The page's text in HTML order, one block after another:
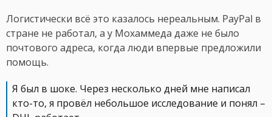
Логистически всё это казалось нереальным. PayPal в
стране не работал, а у Мохаммеда даже не было
почтового адреса, когда люди впервые предложили
помощь.
Я был в шоке. Через несколько дней мне написал
кто-то, я провёл небольшое исследование и понял –